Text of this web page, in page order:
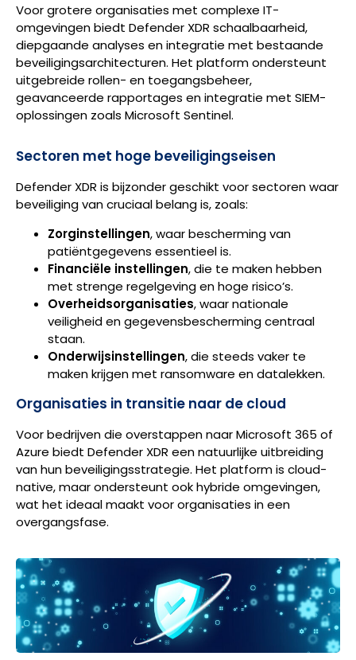
Voor grotere organisaties met complexe IT-
omgevingen biedt Defender XDR schaalbaarheid,
diepgaande analyses en integratie met bestaande
beveiligingsarchitecturen. Het platform ondersteunt
uitgebreide rollen- en toegangsbeheer,
geavanceerde rapportages en integratie met SIEM-
oplossingen zoals Microsoft Sentinel.
Sectoren met hoge beveiligingseisen
Defender XDR is bijzonder geschikt voor sectoren waar
beveiliging van cruciaal belang is, zoals:
Zorginstellingen, waar bescherming van
patiëntgegevens essentieel is.
Financiële instellingen, die te maken hebben
met strenge regelgeving en hoge risico’s.
Overheidsorganisaties, waar nationale
veiligheid en gegevensbescherming centraal
staan.
Onderwijsinstellingen, die steeds vaker te
maken krijgen met ransomware en datalekken.
Organisaties in transitie naar de cloud
Voor bedrijven die overstappen naar Microsoft 365 of
Azure biedt Defender XDR een natuurlijke uitbreiding
van hun beveiligingsstrategie. Het platform is cloud-
native, maar ondersteunt ook hybride omgevingen,
wat het ideaal maakt voor organisaties in een
overgangsfase.